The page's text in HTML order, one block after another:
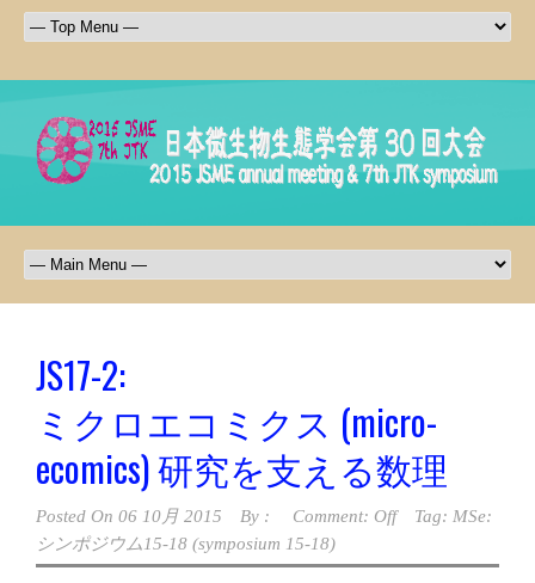
JS17-2:
ミクロエコミクス (micro-
ecomics) 研究を支える数理
Posted On 06 10月 2015 By : Comment: Off Tag: MSe:
シンポジウム15-18 (symposium 15-18)